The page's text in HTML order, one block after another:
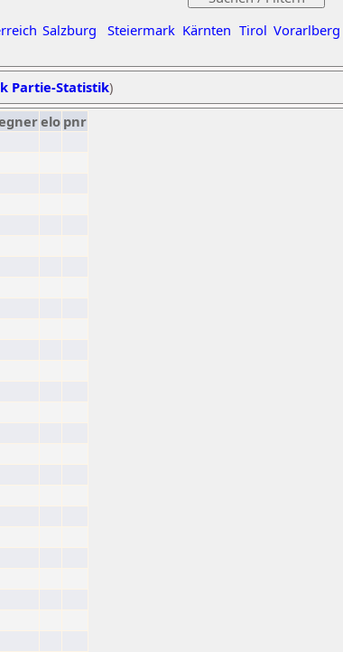
Salzburg Steiermark Kärnten Tirol Vorarlberg
Partie-Statistik)
elo pnr